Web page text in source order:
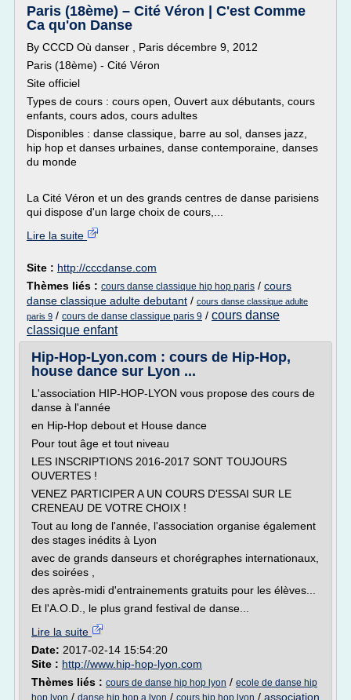
Paris (18ème) – Cité Véron | C'est Comme
Ca qu'on Danse
By CCCD Où danser , Paris décembre 9, 2012
Paris (18ème) - Cité Véron
Site officiel
Types de cours : cours open, Ouvert aux débutants, cours
enfants, cours ados, cours adultes
Disponibles : danse classique, barre au sol, danses jazz,
hip hop et danses urbaines, danse contemporaine, danses
du monde
La Cité Véron et un des grands centres de danse parisiens
qui dispose d'un large choix de cours,...
Lire la suite
Site : http://cccdanse.com
Thèmes liés : cours danse classique hip hop paris / cours
danse classique adulte debutant / cours danse classique adulte
paris 9 / cours de danse classique paris 9 / cours danse
classique enfant
Hip-Hop-Lyon.com : cours de Hip-Hop,
house dance sur Lyon ...
L'association HIP-HOP-LYON vous propose des cours de
danse à l'année
en Hip-Hop debout et House dance
Pour tout âge et tout niveau
LES INSCRIPTIONS 2016-2017 SONT TOUJOURS
OUVERTES !
VENEZ PARTICIPER A UN COURS D'ESSAI SUR LE
CRENEAU DE VOTRE CHOIX !
Tout au long de l'année, l'association organise également
des stages inédits à Lyon
avec de grands danseurs et chorégraphes internationaux,
des soirées ,
des après-midi d'entrainements gratuits pour les élèves...
Et l'A.O.D., le plus grand festival de danse...
Lire la suite
Date: 2017-02-14 15:54:20
Site : http://www.hip-hop-lyon.com
Thèmes liés : cours de danse hip hop lyon / ecole de danse hip
hop lyon / danse hip hop a lyon / cours hip hop lyon / association